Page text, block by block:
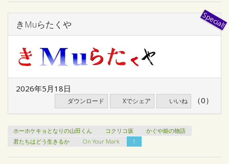
きMuらたくや
2026年5月18日
ダウンロード Xでシェア いいね （0）
ホーホケキョとなりの山田くん コクリコ坂
かぐや姫の物語
君たちはどう生きるか
On Your Mark 1